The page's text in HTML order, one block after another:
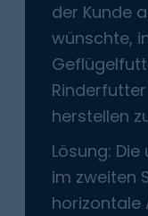
der Kunde
wünschte,
herstellen
Lösung:
im zweiten
horizontale